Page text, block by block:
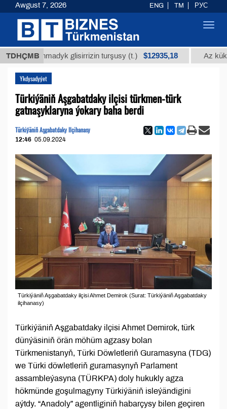
TDHÇMB glisirrizin turşusy (t.) $12935,18 Az kükürtli
Ykdysadyýet
Türkiýäniň Aşgabatdaky ilçisi türkmen-türk
gatnaşyklaryna ýokary baha berdi
Türkiýäniň Aşgabatdaky Ilçihanasy
12:46 05.09.2024
Türkiýäniň Aşgabatdaky ilçisi Ahmet Demirok (Surat: Türkiýäniň Aşgabatdaky
ilçihanasy)
Türkiýäniň Aşgabatdaky ilçisi Ahmet Demirok, türk
dünýäsiniň örän möhüm agzasy bolan
Türkmenistanyň, Türki Döwletleriň Guramasyna (TDG)
we Türki döwletleriň guramasynyň Parlament
assambleýasyna (TÜRKPA) doly hukukly agza
hökmünde goşulmagyny Türkiýäniň isleýändigini
aýtdy. “Anadoly” agentliginiň habarçysy bilen geçiren
Awgust 7, 2026 ENG TM РУС